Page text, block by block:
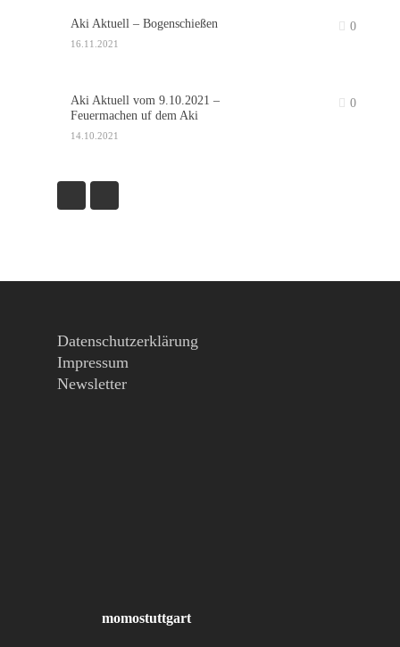
Aki Aktuell – Bogenschießen
16.11.2021
0
Aki Aktuell vom 9.10.2021 –
Feuermachen uf dem Aki
14.10.2021
0
Datenschutzerklärung
Impressum
Newsletter
momostuttgart